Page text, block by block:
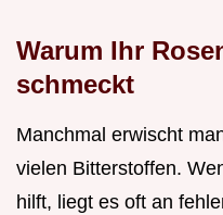
Warum Ihr
schmeckt
Manchmal erwischt
vielen Bitterstoffen.
hilft, liegt es oft an